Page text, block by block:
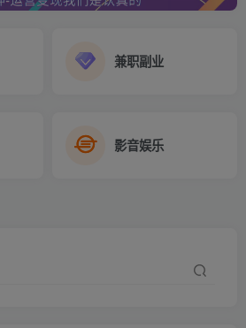
兼职副业
影音娱乐